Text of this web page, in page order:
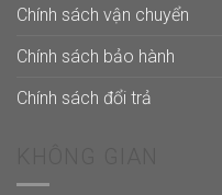
Chính sách vận chuyển
Chính sách bảo hành
Chính sách đổi trả